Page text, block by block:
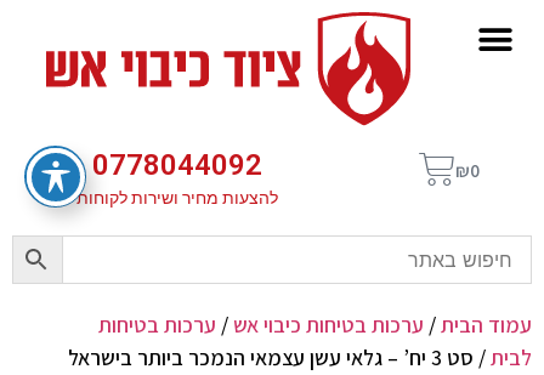
₪0
0778044092
להצעות מחיר ושירות לקוחות
עמוד הבית/ ערכות בטיחות כיבוי אש / ערכות בטיחות
לבית
/ סט 3 יח’ – גלאי עשן עצמאי הנמכר ביותר בישראל